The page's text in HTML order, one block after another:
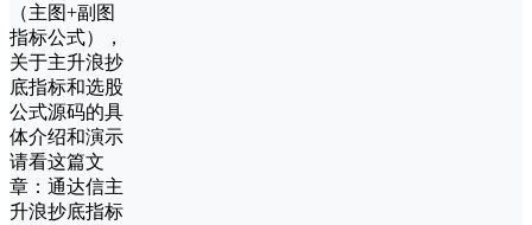
（主图+副图
指标公式），
关于主升浪抄
底指标和选股
公式源码的具
体介绍和演示
请看这篇文
章：通达信主
升浪抄底指标